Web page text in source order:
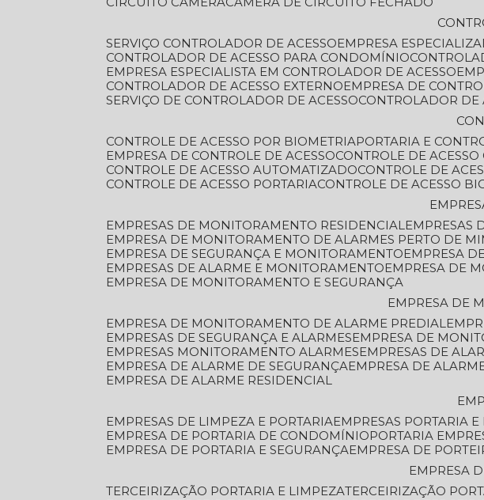
SERVIÇO CONTROLADOR DE ACESSO
EMPRESA
CONTROLADOR DE ACESSO PARA CONDOMÍNIO
EMPRESA ESPECIALISTA EM CONTROLADOR DE ACESSO
CONTROLADOR DE ACESSO EXTERNO
EMPRESA DE
SERVIÇO DE CONTROLADOR DE ACESSO
CONTROLADOR
CONTROLE DE ACESSO POR BIOMETRIA
PORTARIA E
EMPRESA DE CONTROLE DE ACESSO
CONTROLE DE
CONTROLE DE ACESSO AUTOMATIZADO
CONTROLE DE
CONTROLE DE ACESSO PORTARIA CONTROLE DE ACESSO
EMPRESAS DE MONITORAMENTO RESIDENCIAL
EMPRESA DE MONITORAMENTO DE ALARMES PERTO DE
EMPRESA DE SEGURANÇA E MONITORAMENTO
EMPRESA
EMPRESAS DE ALARME E MONITORAMENTO
EMPRESA DE
EMPRESA DE MONITORAMENTO E SEGURANÇA
EMPRESA DE
EMPRESA DE MONITORAMENTO DE ALARME PREDIAL
EMPRESAS DE SEGURANÇA E ALARMES
EMPRESA DE
EMPRESAS MONITORAMENTO ALARMES
EMPRESAS DE
EMPRESA DE ALARME DE SEGURANÇA
EMPRESA DE
EMPRESA DE ALARME RESIDENCIAL
EMPRESAS DE LIMPEZA E PORTARIA
EMPRESAS PORTARIA
EMPRESA DE PORTARIA DE CONDOMÍNIO
PORTARIA
EMPRESA DE PORTARIA E SEGURANÇA
EMPRESA DE
EMPRESA
TERCEIRIZAÇÃO PORTARIA E LIMPEZA TERCEIRIZAÇÃO